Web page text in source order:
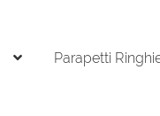
Parapetti